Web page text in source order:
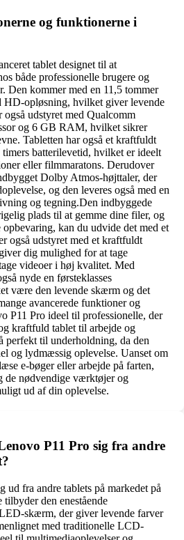
og funktionerne i
tablet designet til at
både professionelle brugere og
Den kommer med en 11,5 tommer
opløsning, hvilket giver levende
også udstyret med Qualcomm
og 6 GB RAM, hvilket sikrer
Tabletten har også et kraftfuldt
batterilevetid, hvilket er ideelt
eller filmmaratons. Derudover
Dolby Atmos-højttaler, der
og den leveres også med en
og tegning.Den indbyggede
plads til at gemme dine filer, og
kan du udvide det med et
også udstyret med et kraftfuldt
dig mulighed for at tage
videoer i høj kvalitet. Med
nyde en førsteklasses
være den levende skærm og det
avancerede funktioner og
P11 Pro ideel til professionelle, der
kraftfuld tablet til arbejde og
perfekt til underholdning, da den
og lydmæssig oplevelse. Uanset om
e-bøger eller arbejde på farten,
de nødvendige værktøjer og
ud af din oplevelse.
P11 Pro sig fra andre
ud fra andre tablets på markedet på
tilbyder den enestående
skærm, der giver levende farver
med traditionelle LCD-